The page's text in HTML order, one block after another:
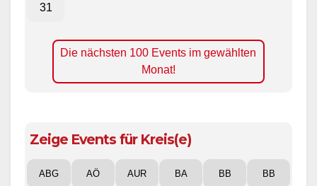
31
Die nächsten 100 Events im gewählten
Monat!
Zeige Events für Kreis(e)
ABG AÖ AUR BA BB BB